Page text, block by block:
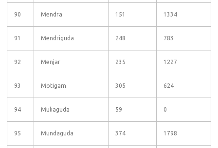
90 Mendra 151 1334
91 Mendriguda 248 783
92 Menjar 235 1227
93 Motigam 305 624
94 Muliaguda 59 0
95 Mundaguda 374 1798